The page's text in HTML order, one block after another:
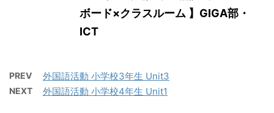
ボード×クラスルーム 】GIGA部・
ICT
PREV 外国語活動 小学校3年生 Unit3
NEXT 外国語活動 小学校4年生 Unit1